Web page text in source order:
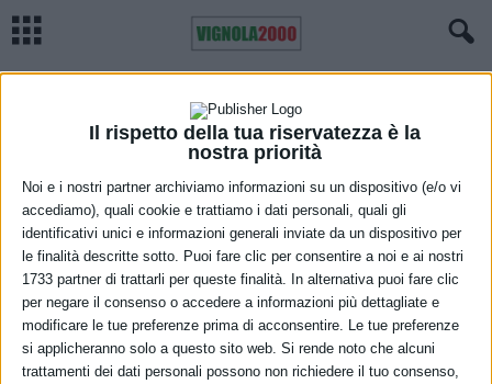
Il rispetto della tua riservatezza è la
nostra priorità
Noi e i nostri partner archiviamo informazioni su un dispositivo (e/o vi
accediamo), quali cookie e trattiamo i dati personali, quali gli
identificativi unici e informazioni generali inviate da un dispositivo per
le finalità descritte sotto. Puoi fare clic per consentire a noi e ai nostri
1733 partner di trattarli per queste finalità. In alternativa puoi fare clic
per negare il consenso o accedere a informazioni più dettagliate e
modificare le tue preferenze prima di acconsentire. Le tue preferenze
si applicheranno solo a questo sito web. Si rende noto che alcuni
trattamenti dei dati personali possono non richiedere il tuo consenso,
Home Video pillole
Cina: Gansu, rara fauna selvatica ripresa nel Parco dei panda
Cina: Gansu, rara fauna selvatica ripresa
nel Parco dei panda giganti
3 Giugno 2026